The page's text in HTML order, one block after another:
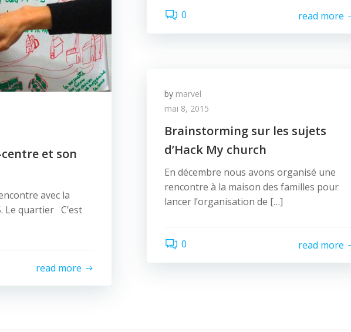
0 read more
et son
avec la
Le quartier C’est
read more
by marvel
mai 8, 2015
Brainstorming sur les sujets
d’Hack My church
En décembre nous avons organisé une
rencontre à la maison des familles pour
lancer l’organisation de […]
0 read more